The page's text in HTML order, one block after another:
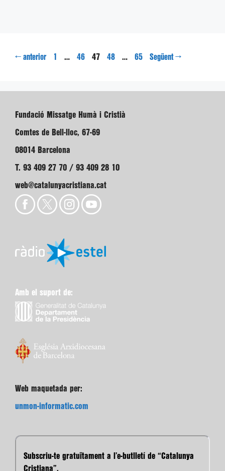
← anterior Pàgina
1 … Pàgina
46 Pàgina
47 Pàgina
48 … Pàgina
65 Següent →
Fundació Missatge Humà i Cristià
Comtes de Bell-lloc, 67-69
08014 Barcelona
T. 93 409 27 70 / 93 409 28 10
web@catalunyacristiana.cat
Amb el suport de:
Web maquetada per:
unmon-informatic.com
Subscriu-te gratuïtament a l’e-butlletí de “Catalunya
Cristiana”.